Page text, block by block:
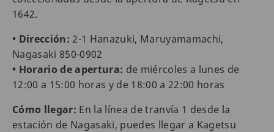
1642.
• Dirección: 2-1 Hanazuki, Maruyamamachi,
Nagasaki 850-0902
• Horario de apertura: de miércoles a lunes de
12:00 a 15:00 horas y de 18:00 a 22:00 horas
Cómo llegar: En la línea de tranvía 1 desde la
estación de Nagasaki, puedes llegar a Kagetsu